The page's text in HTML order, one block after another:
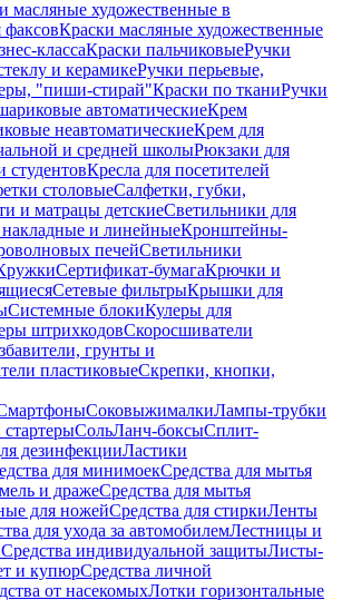
масляные художественные в
Краски масляные художественные
классаКраски пальчиковыеРучки
и керамикеРучки перьевые,
"пиши-стирай"Краски по тканиРучки
автоматическиеКрем
неавтоматическиеКрем для
и средней школыРюкзаки для
студентовКресла для посетителей
столовыеСалфетки, губки,
и матрацы детскиеСветильники для
и линейныеКронштейны-
печейСветильники
Сертификат-бумагаКрючки и
Сетевые фильтрыКрышки для
Системные блокиКулеры для
штрихкодовСкоросшиватели
грунты и
пластиковыеСкрепки, кнопки,
СоковыжималкиЛампы-трубки
СольЛанч-боксыСплит-
дезинфекцииЛастики
для минимоекСредства для мытья
и дражеСредства для мытья
для ножейСредства для стиркиЛенты
для ухода за автомобилемЛестницы и
Средства индивидуальной защитыЛисты-
и купюрСредства личной
от насекомыхЛотки горизонтальные